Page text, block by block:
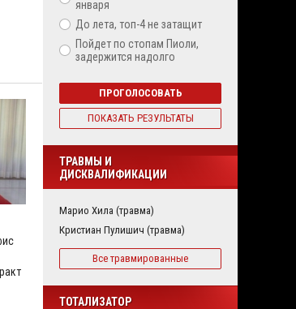
января
До лета, топ-4 не затащит
Пойдет по стопам Пиоли,
задержится надолго
ПРОГОЛОСОВАТЬ
ПОКАЗАТЬ РЕЗУЛЬТАТЫ
ТРАВМЫ И
ДИСКВАЛИФИКАЦИИ
Марио Хила (травма)
Кристиан Пулишич (травма)
Все травмированные
ТОТАЛИЗАТОР